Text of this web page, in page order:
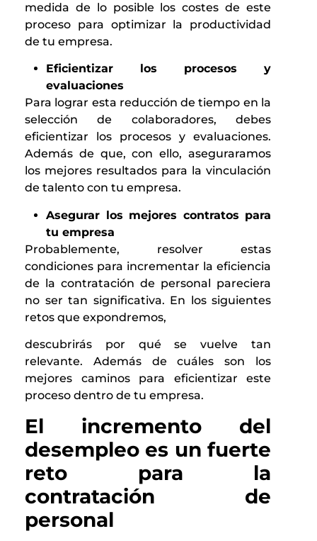
medida de lo posible los costes de este
proceso para optimizar la productividad
de tu empresa.
Eficientizar los procesos y
evaluaciones
Para lograr esta reducción de tiempo en la
selección de colaboradores, debes
eficientizar los procesos y evaluaciones.
Además de que, con ello, aseguraramos
los mejores resultados para la vinculación
de talento con tu empresa.
Asegurar los mejores contratos para
tu empresa
Probablemente, resolver estas
condiciones para incrementar la eficiencia
de la contratación de personal pareciera
no ser tan significativa. En los siguientes
retos que expondremos,
descubrirás por qué se vuelve tan
relevante. Además de cuáles son los
mejores caminos para eficientizar este
proceso dentro de tu empresa.
El incremento del
desempleo es un fuerte
reto para la
contratación de
personal